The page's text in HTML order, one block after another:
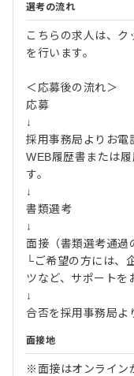
選考の流れ
こちらの求人は、
を行います。
＜応募後の流れ＞
応募
↓
採用事務局よりお電
WEB履歴書または
す。
↓
書類選考
↓
面接（書類選考通過
└ご希望の方には、
ツなど、サポートを
↓
合否を採用事務局よ
面接地
※面接はオンライン